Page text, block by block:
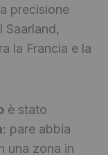
precisione
Saarland,
la Francia e la
è stato
: pare abbia
una zona in